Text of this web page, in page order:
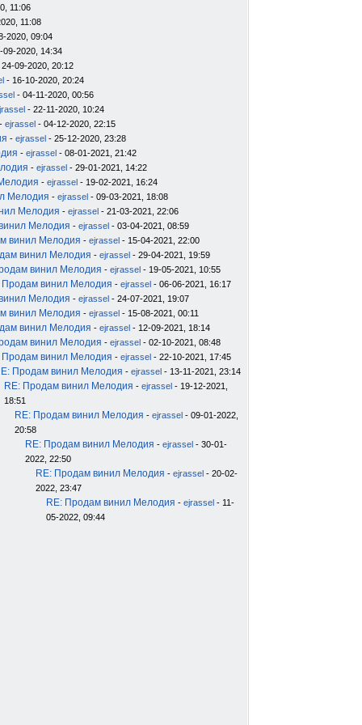
11:06
11:08
2020, 09:04
09-2020, 14:34
24-09-2020, 20:12
- 16-10-2020, 20:24
- 04-11-2020, 00:56
- 22-11-2020, 10:24
- ejrassel - 04-12-2020, 22:15
- ejrassel - 25-12-2020, 23:28
- ejrassel - 08-01-2021, 21:42
- ejrassel - 29-01-2021, 14:22
- ejrassel - 19-02-2021, 16:24
Мелодия - ejrassel - 09-03-2021, 18:08
Мелодия - ejrassel - 21-03-2021, 22:06
Мелодия - ejrassel - 03-04-2021, 08:59
винил Мелодия - ejrassel - 15-04-2021, 22:00
винил Мелодия - ejrassel - 29-04-2021, 19:59
винил Мелодия - ejrassel - 19-05-2021, 10:55
Продам винил Мелодия - ejrassel - 06-06-2021, 16:17
Мелодия - ejrassel - 24-07-2021, 19:07
винил Мелодия - ejrassel - 15-08-2021, 00:11
винил Мелодия - ejrassel - 12-09-2021, 18:14
винил Мелодия - ejrassel - 02-10-2021, 08:48
Продам винил Мелодия - ejrassel - 22-10-2021, 17:45
Продам винил Мелодия - ejrassel - 13-11-2021, 23:14
RE: Продам винил Мелодия - ejrassel - 19-12-2021,
18:51
RE: Продам винил Мелодия - ejrassel - 09-01-2022,
20:58
RE: Продам винил Мелодия - ejrassel - 30-01-
2022, 22:50
RE: Продам винил Мелодия - ejrassel - 20-02-
2022, 23:47
RE: Продам винил Мелодия - ejrassel - 11-
05-2022, 09:44